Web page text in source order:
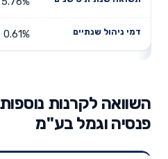
0.61%
השוואה לקרנות
פנסיה וגמל בע"מ